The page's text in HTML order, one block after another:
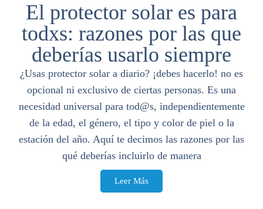
El protector solar es para
todxs: razones por las que
deberías usarlo siempre
¿Usas protector solar a diario? ¡debes hacerlo! no es
opcional ni exclusivo de ciertas personas. Es una
necesidad universal para tod@s, independientemente
de la edad, el género, el tipo y color de piel o la
estación del año. Aquí te decimos las razones por las
qué deberías incluirlo de manera
Leer Más